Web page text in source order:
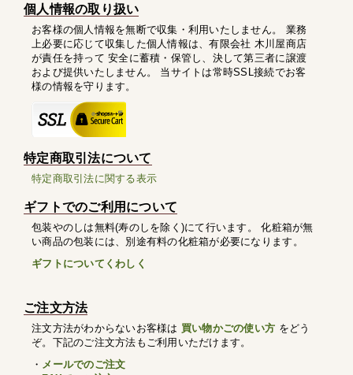
個人情報の取り扱い
お客様の個人情報を無断で収集・利用いたしません。 業務
上必要に応じて収集した個人情報は、有限会社 木川屋商店
が責任を持って 安全に蓄積・保管し、決して第三者に譲渡
および提供いたしません。 当サイトは常時SSL接続でお客
様の情報を守ります。
特定商取引法について
特定商取引法に関する表示
ギフトでのご利用について
包装やのしは無料(寿のしを除く)にて行います。 化粧箱が無
い商品の包装には、別途有料の化粧箱が必要になります。
ギフトについてくわしく
ご注文方法
注文方法がわからないお客様は 買い物かごの使い方 をどう
ぞ。下記のご注文方法もご利用いただけます。
・ メールでのご注文